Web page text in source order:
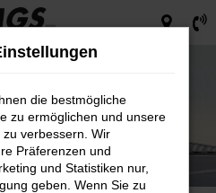
die bestmögliche
zu ermöglichen und unsere
verbessern. Wir
Präferenzen und
und Statistiken nur,
geben. Wenn Sie zu